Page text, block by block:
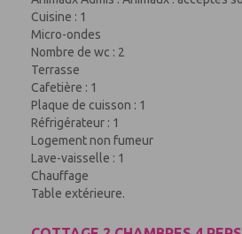
Cuisine : 1
Micro-ondes
Nombre de wc : 2
Terrasse
Cafetière : 1
Plaque de cuisson : 1
Réfrigérateur : 1
Logement non fumeur
Lave-vaisselle : 1
Chauffage
Table extérieure.